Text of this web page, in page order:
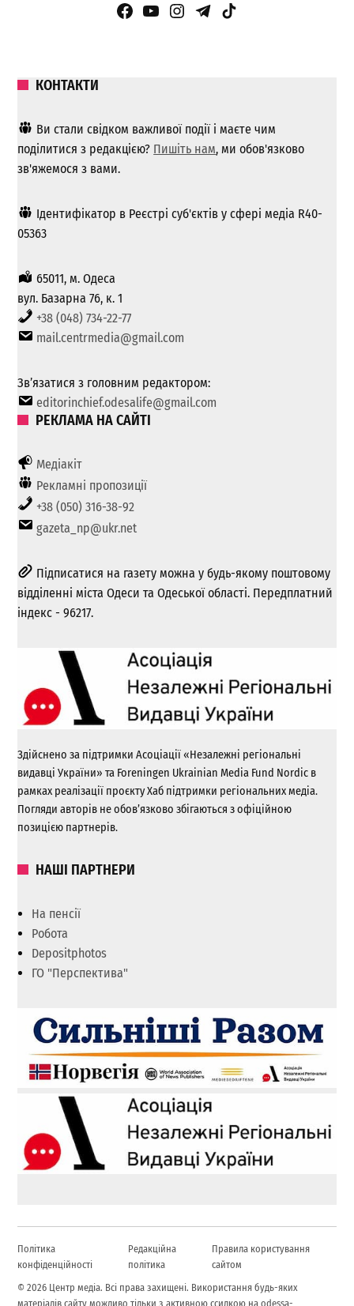
Facebook Page
YouTube
Instagram
Telegram
TikTok
КОНТАКТИ
Ви стали свідком важливої ​​події і маєте чим
поділитися з редакцією? Пишіть нам, ми обов'язково
зв'яжемося з вами.
Ідентифікатор в Реєстрі суб'єктів у сфері медіа R40-
05363
65011, м. Одеса
вул. Базарна 76, к. 1
+38 (048) 734-22-77
mail.centrmedia@gmail.com
Зв’язатися з головним редактором:
editorinchief.odesalife@gmail.com
РЕКЛАМА НА САЙТІ
Медіакіт
Рекламні пропозиції
+38 (050) 316-38-92
gazeta_np@ukr.net
Підписатися на газету можна у будь-якому поштовому
відділенні міста Одеси та Одеської області. Передплатний
індекс - 96217.
Здійснено за підтримки Асоціації «Незалежні регіональні
видавці України» та Foreningen Ukrainian Media Fund Nordic в
рамках реалізації проєкту Хаб підтримки регіональних медіа.
Погляди авторів не обов’язково збігаються з офіційною
позицією партнерів.
НАШІ ПАРТНЕРИ
На пенсії
Робота
Depositphotos
ГО "Перспектива"
Політика
конфіденційності
Редакційна
політика
Правила користування
сайтом
© 2026 Центр медіа. Всі права захищені. Використання будь-яких
матеріалів сайту можливо тільки з активною ссилкою на odessa-